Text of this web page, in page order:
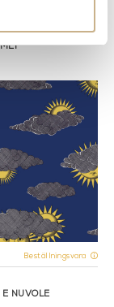
Beställningsvara
E NUVOLE